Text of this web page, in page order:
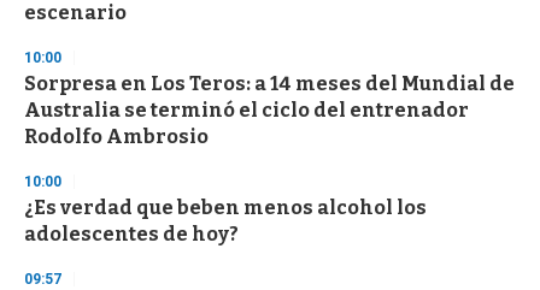
escenario
10:00
Sorpresa en Los Teros: a 14 meses del Mundial de
Australia se terminó el ciclo del entrenador
Rodolfo Ambrosio
10:00
¿Es verdad que beben menos alcohol los
adolescentes de hoy?
09:57